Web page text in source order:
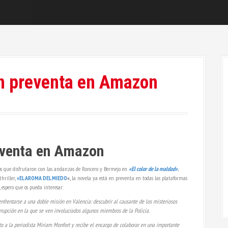
preventa en Amazon
en Amazon
disfrutaron con las andanzas de Roncero y Bermejo en «El color de la maldad».
«EL AROMA DEL MIEDO«, la novela ya está en preventa en todas las plataformas
que os pueda interesar:
a una doble misión en Valencia: descubrir al causante de los misteriosos
en la que se ven involucrados algunos miembros de la Policía.
a la periodista Miriam Monfort y recibe el encargo de colaborar en una importante